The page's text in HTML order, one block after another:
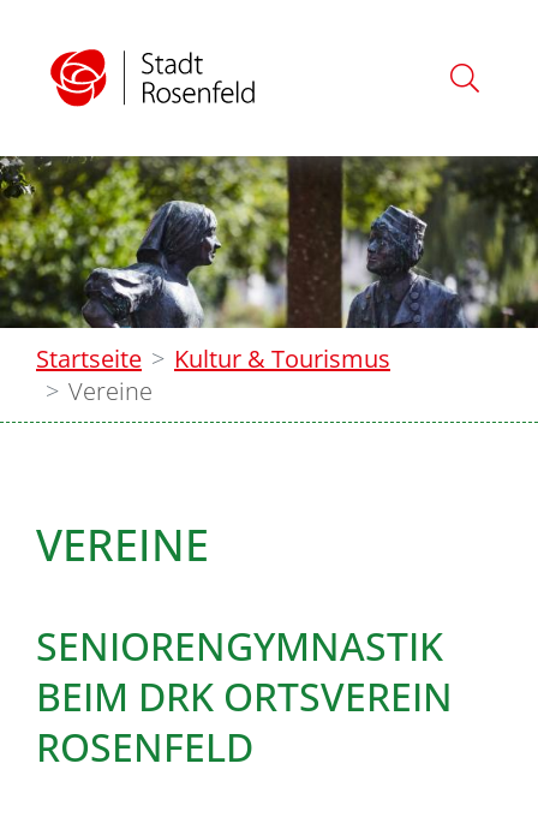
Startseite
Kultur & Tourismus
Vereine
VEREINE
SENIORENGYMNASTIK
BEIM DRK ORTSVEREIN
ROSENFELD